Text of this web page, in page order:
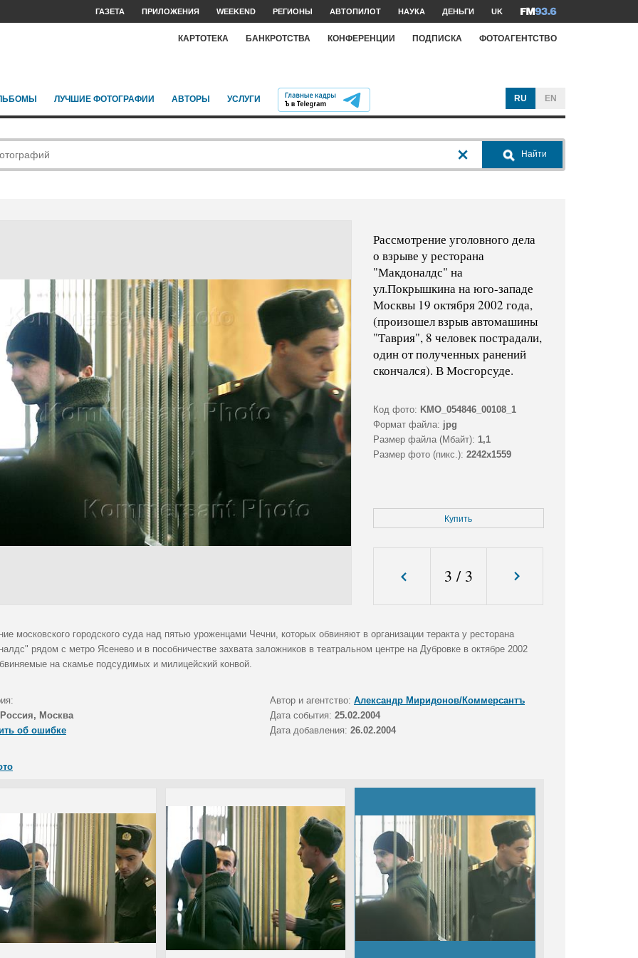
ГАЗЕТА ПРИЛОЖЕНИЯ WEEKEND РЕГИОНЫ АВТОПИЛОТ НАУКА ДЕНЬГИ UK
КАРТОТЕКА БАНКРОТСТВА КОНФЕРЕНЦИИ ПОДПИСКА ФОТОАГЕНТСТВО
ЛУЧШИЕ ФОТОГРАФИИ АВТОРЫ УСЛУГИ RU EN
Найти
Рассмотрение уголовного дела
о взрыве у ресторана
"Макдоналдс" на
ул.Покрышкина на юго-западе
Москвы 19 октября 2002 года,
(произошел взрыв автомашины
"Таврия", 8 человек пострадали,
один от полученных ранений
скончался). В Мосгорсуде.
Код фото: KMO_054846_00108_1
Формат файла: jpg
Размер файла (Мбайт): 1,1
Размер фото (пикс.): 2242x1559
Купить
3 / 3
московского городского суда над пятью уроженцами Чечни, которых обвиняют в организации теракта у ресторана
рядом с метро Ясенево и в пособничестве захвата заложников в театральном центре на Дубровке в октябре 2002
на скамье подсудимых и милицейский конвой.
Автор и агентство: Александр Миридонов/Коммерсантъ
Россия, Москва Дата события: 25.02.2004
об ошибке
Дата добавления: 26.02.2004